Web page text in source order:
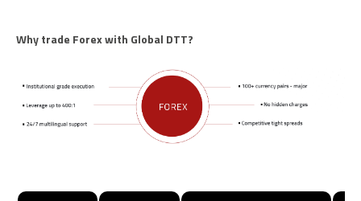
Why trade Forex with Global DTT?